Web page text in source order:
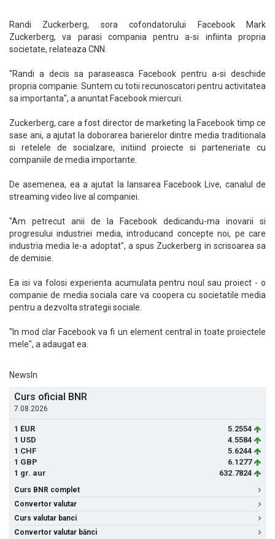
Randi Zuckerberg, sora cofondatorului Facebook Mark
Zuckerberg, va parasi compania pentru a-si infiinta propria
societate, relateaza CNN.
"Randi a decis sa paraseasca Facebook pentru a-si deschide
propria companie. Suntem cu totii recunoscatori pentru activitatea
sa importanta", a anuntat Facebook miercuri.
Zuckerberg, care a fost director de marketing la Facebook timp ce
sase ani, a ajutat la doborarea barierelor dintre media traditionala
si retelele de socialzare, initiind proiecte si parteneriate cu
companiile de media importante.
De asemenea, ea a ajutat la lansarea Facebook Live, canalul de
streaming video live al companiei.
"Am petrecut anii de la Facebook dedicandu-ma inovarii si
progresului industriei media, introducand concepte noi, pe care
industria media le-a adoptat", a spus Zuckerberg in scrisoarea sa
de demisie.
Ea isi va folosi experienta acumulata pentru noul sau proiect - o
companie de media sociala care va coopera cu societatile media
pentru a dezvolta strategii sociale.
"In mod clar Facebook va fi un element central in toate proiectele
mele", a adaugat ea.
NewsIn
Curs oficial BNR
7.08.2026
1 EUR
5.2554
1 USD
4.5584
1 CHF
5.6244
1 GBP
6.1277
1 gr. aur
632.7824
Curs BNR complet
Convertor valutar
Curs valutar banci
Convertor valutar bănci